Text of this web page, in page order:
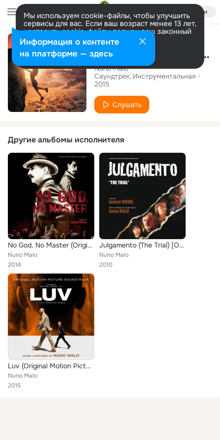
Войти
Мы используем cookie-файлы, чтобы улучшить
сервисы для вас. Если ваш возраст менее 13 лет,
настроить cookie-файлы должен ваш законный
представитель. Больше информации
Разрешить все Настроить Backlight (Original Motion Picture Soundtrack)
Nuno Malo
Саундтрек Инструментальная
2015
Слушать
Другие альбомы исполнителя
No God, No Master (Original Motion Picture Soundtrack)
Nuno Malo
2014
Julgamento (The Trial) [Original Motion Picture Soundtrack]
Nuno Malo
2010
Luv (Original Motion Picture Soundtrack)
Nuno Malo
2015
Информация о контенте
на платформе — здесь